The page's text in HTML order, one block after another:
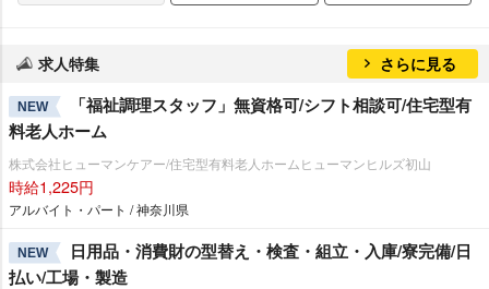
求人特集 さらに見る
NEW
「福祉調理スタッフ」無資格可/シフト相談可/住宅型有
料老人ホーム
株式会社ヒューマンケアー/住宅型有料老人ホームヒューマンヒルズ初山
時給1,225円
アルバイト・パート / 神奈川県
NEW
日用品・消費財の型替え・検査・組立・入庫/寮完備/日
払い/工場・製造